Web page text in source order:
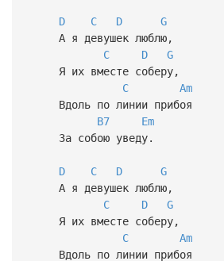
D C D
G
А я девушек люблю,
C
D
G
Я их вместе соберу,
C
Am
Вдоль по линии прибоя
B7
Em
За собою уведу.
D C D
G
А я девушек люблю,
C
D
G
Я их вместе соберу,
C
Am
Вдоль по линии прибоя